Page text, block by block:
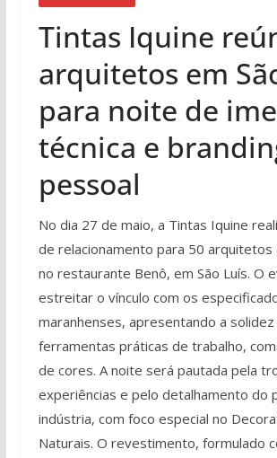
Tintas Iquine
arquitetos em
para noite de
técnica e
pessoal
No dia 27 de maio, a Tintas Iquine
de relacionamento para 50 arquitetos
no restaurante Benô, em São Luís. O
estreitar o vínculo com os
maranhenses, apresentando a solidez
ferramentas práticas de trabalho,
de cores. A noite será pautada pela
experiências e pelo detalhamento do
indústria, com foco especial no
Naturais. O revestimento, formulado